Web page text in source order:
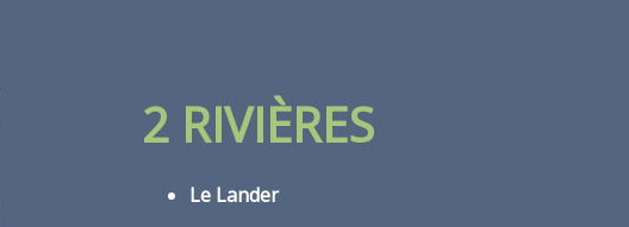
2 RIVIÈRES
Le Lander